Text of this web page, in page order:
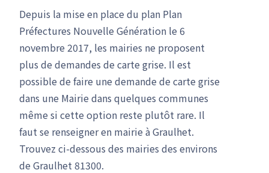
Depuis la mise en place du plan Plan
Préfectures Nouvelle Génération le 6
novembre 2017, les mairies ne proposent
plus de demandes de carte grise. Il est
possible de faire une demande de carte grise
dans une Mairie dans quelques communes
même si cette option reste plutôt rare. Il
faut se renseigner en mairie à Graulhet.
Trouvez ci-dessous des mairies des environs
de Graulhet 81300.